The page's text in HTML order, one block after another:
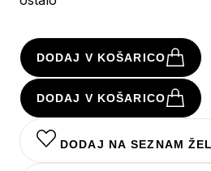
DODAJ V KOŠARICO
DODAJ V KOŠARICO
DODAJ NA SEZNAM